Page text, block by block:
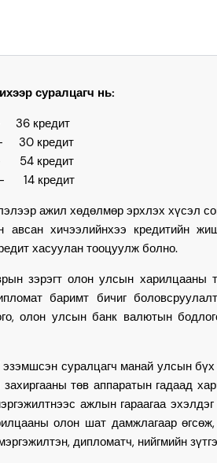
суралцагч нь:
36 кредит
кредит
кредит
кредит
ажил хөдөлмөр эрхлэх хүсэл
авсан хичээлийнхээ кредитийн
хасуулан тооцуулж болно.
олон улсын харилцааны
баримт бичиг
олон улсын банк валютын
суралцагч манай улсын бүх
төв аппаратын гадаад
ажлын гараагаа
олон шат дамжлагаар
дипломатч, нийгмийн